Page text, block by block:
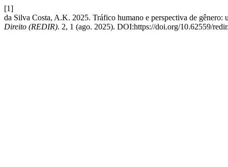
[1]
da Silva Costa, A.K. 2025. Tráfico humano e perspectiva de
Direito (REDIR). 2, 1 (ago. 2025). DOI:https://doi.org/10.62559/